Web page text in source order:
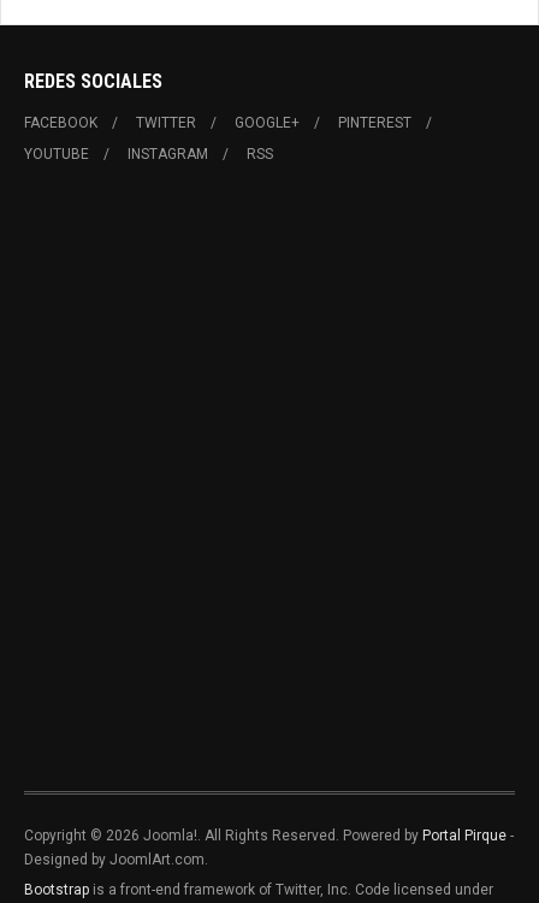
REDES SOCIALES
FACEBOOK TWITTER GOOGLE+
PINTEREST
YOUTUBE
INSTAGRAM RSS
Copyright © 2026 Joomla!. All Rights Reserved. Powered by Portal Pirque -
Designed by JoomlArt.com.
Bootstrap is a front-end framework of Twitter, Inc. Code licensed under